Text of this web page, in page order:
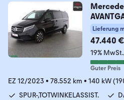
Lieferung
47.440 €
19% MwSt.
Guter Preis
EZ 12/2023 • 78.552 km • 140 kW
SPUR-,TOTWINKELASSIST.